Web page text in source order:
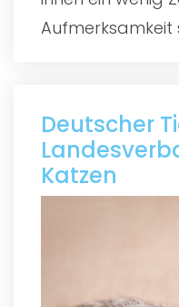
Aufmerksamkeit
Deutscher
Katzen